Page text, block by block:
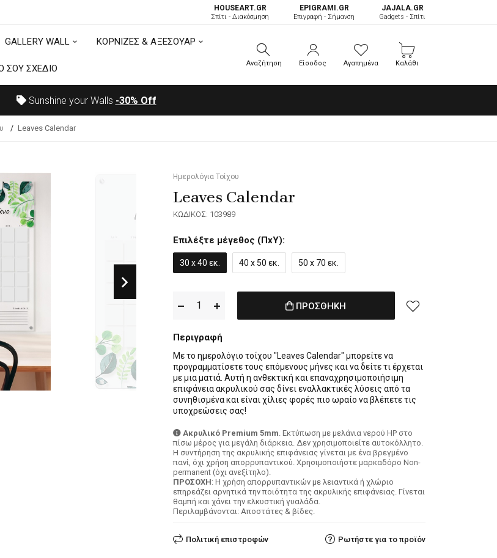
ΣΟΥ ΣΧΕΔΙΟ
HOUSEART.GR
Σπίτι - Διακόσμηση
ΕPIGRAMI.GR
Επιγραφή - Σήμανση
JAJALA.GR
Gadgets - Σπίτι
GALLERY WALL ΚΟΡΝΙΖΕΣ & ΑΞΕΣΟΥΑΡ
ΣΟΥ ΣΧΕΔΙΟ Αναζήτηση Είσοδος Αγαπημένα Καλάθι
Sunshine your Walls -30% Off
Leaves Calendar
Ημερολόγια Τοίχου
Leaves Calendar
ΚΩΔΙΚΟΣ: 103989
Επιλέξτε μέγεθος (ΠxΥ):
30 x 40 εκ. 40 x 50 εκ. 50 x 70 εκ.
ΠΡΟΣΘΗΚΗ
Περιγραφή
Με το ημερολόγιο τοίχου "Leaves Calendar" μπορείτε να
προγραμματίσετε τους επόμενους μήνες και να δείτε τι έρχεται
με μια ματιά. Αυτή η ανθεκτική και επαναχρησιμοποιήσιμη
επιφάνεια ακρυλικού σας δίνει εναλλακτικές λύσεις από τα
συνηθισμένα και είναι χίλιες φορές πιο ωραίο να βλέπετε τις
υποχρεώσεις σας!
Ακρυλικό Premium 5mm. Εκτύπωση με μελάνια νερού HP στο
πίσω μέρος για μεγάλη διάρκεια. Δεν χρησιμοποιείτε αυτοκόλλητο.
Η συντήρηση της ακρυλικής επιφάνειας γίνεται με ένα βρεγμένο
πανί, όχι χρήση απορρυπαντικού. Χρησιμοποιήστε μαρκαδόρο Non-
permanent (όχι ανεξίτηλο).
ΠΡΟΣΟΧΗ: Η χρήση απορρυπαντικών με λειαντικά ή χλώριο
επηρεάζει αρνητικά την ποιότητα της ακρυλικής επιφάνειας. Γίνεται
θαμπή και χάνει την ελκυστική γυαλάδα.
Περιλαμβάνονται: Αποστάτες & βίδες.
Πολιτική επιστροφών Ρωτήστε για το προϊόν